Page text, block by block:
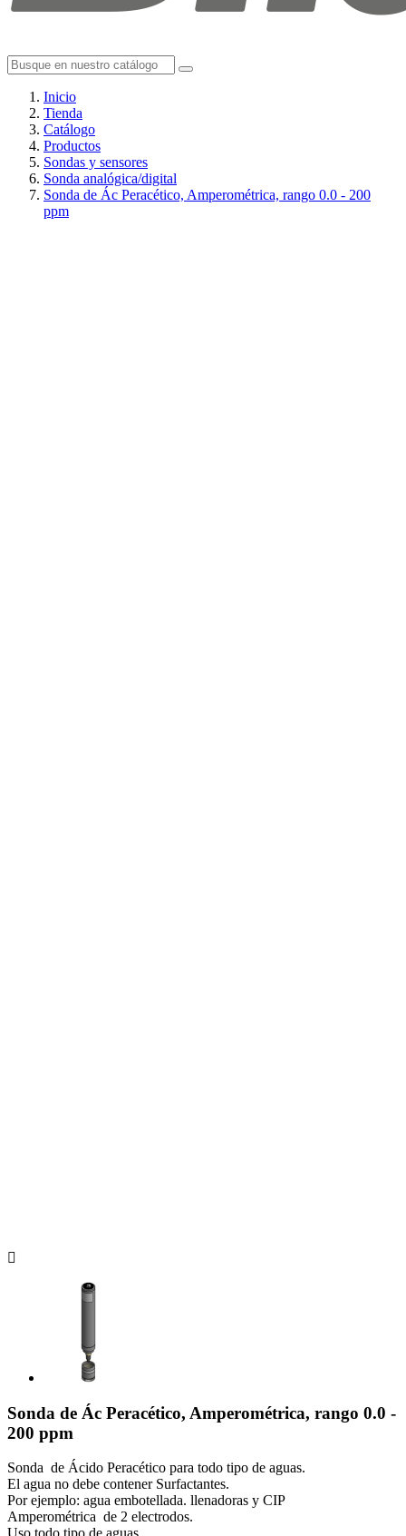
Inicio
Tienda
Catálogo
Productos
Sondas y sensores
Sonda analógica/digital
Sonda de Ác Peracético, Amperométrica, rango 0.0 - 200
ppm

Sonda de Ác Peracético, Amperométrica, rango 0.0 -
200 ppm
Sonda de Ácido Peracético para todo tipo de aguas.
El agua no debe contener Surfactantes.
Por ejemplo: agua embotellada. llenadoras y CIP
Amperométrica de 2 electrodos.